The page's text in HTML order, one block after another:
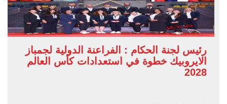
رئيس لجنة الحكام : الفراعنة الدولية لجمباز
الايروبيك خطوة في استعدادات كأس العالم
2028